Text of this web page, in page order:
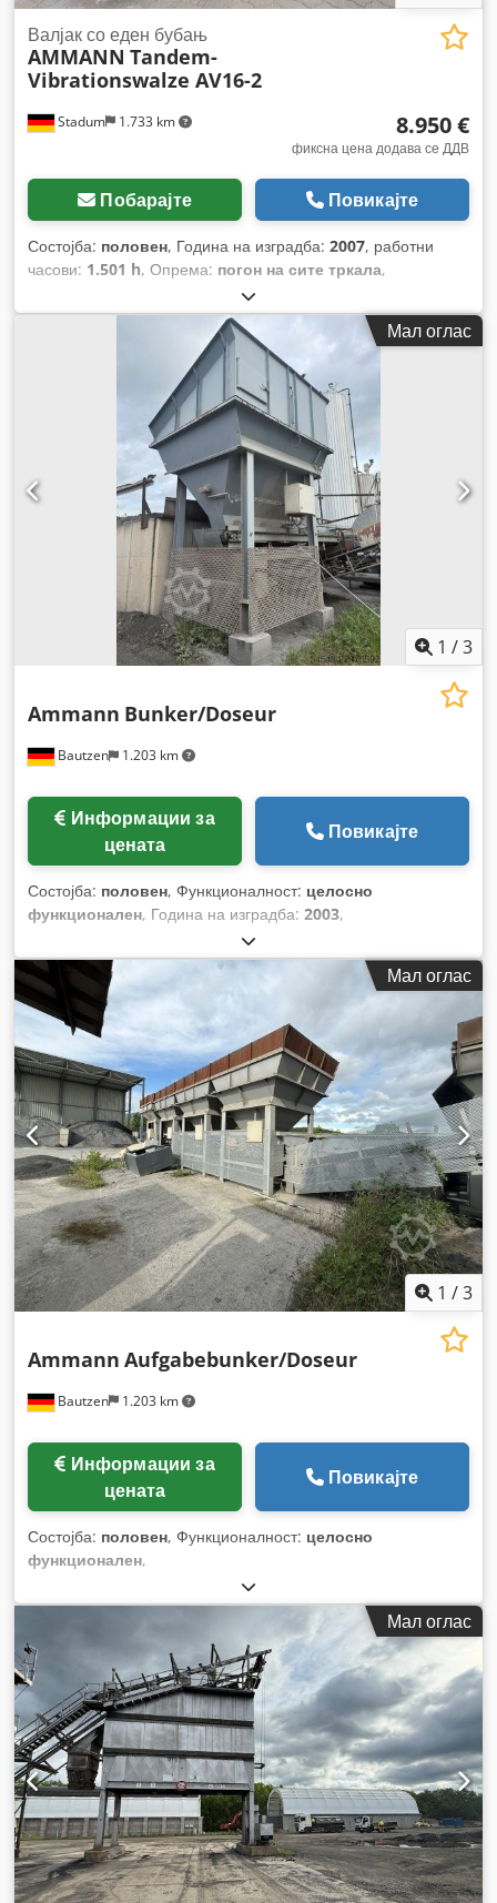
Stadum 1.733 km
Валјак со еден бубањ
AMMANN Tandem-
Vibrationswalze AV16-2
8.950 €
фиксна цена додава се ДДВ
Побарајте Повикајте
Состојба: половен, Година на изградба: 2007, работни
часови: 1.501 h, Опрема: погон на сите тркала,
Мал оглас
1 /3
Bautzen 1.203 km
Ammann Bunker/Doseur
цената
Повикајте
Состојба: половен, Функционалност: целосно
функционален, Година на изградба: 2003,
Мал оглас
1 /3
Bautzen 1.203 km
Ammann Aufgabebunker/Doseur
цената
Повикајте
Состојба: половен, Функционалност: целосно
функционален,
Мал оглас